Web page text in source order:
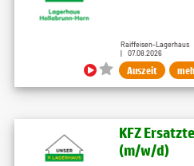
Raiffeisen-
| 07.08.2026
Auszeit
KFZ
(m/w/d)